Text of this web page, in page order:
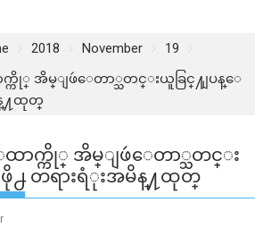
2018 November
19
ာက္ကို္ အိမ္ျဖဴေတာ္သတင္းယူခြင္႔ျပန္ေ
န္႔ထုတ္
ေထာက္ကို္ အိမ္ျဖဴေတာ္သတင္း
ဖို႕ တရားရံုးအမိန္႔ထုတ္